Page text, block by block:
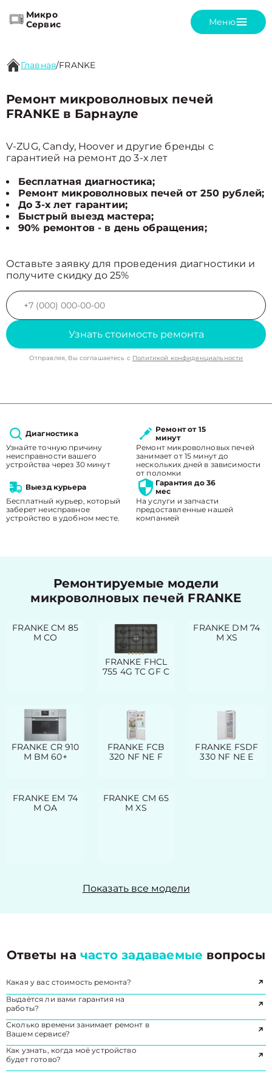
Микро
Сервис
Меню
Главная/FRANKE
Ремонт микроволновых печей
FRANKE в Барнауле
V-ZUG, Candy, Hoover и другие бренды с
гарантией на ремонт до 3-х лет
Бесплатная диагностика;
Ремонт микроволновых печей от 250 рублей;
До 3-х лет гарантии;
Быстрый выезд мастера;
90% ремонтов - в день обращения;
Оставьте заявку для проведения диагностики и
получите скидку до 25%
Узнать стоимость ремонта
Отправляя, Вы соглашаетесь с Политикой конфиденциальности
Диагностика
Узнайте точную причину
неисправности вашего
устройства через 30 минут
Ремонт от 15
минут
Ремонт микроволновых печей
занимает от 15 минут до
нескольких дней в зависимости
от поломки
Выезд курьера
Бесплатный курьер, который
заберет неисправное
устройство в удобном месте.
Гарантия до 36
мес
На услуги и запчасти
предоставленные нашей
компанией
Ремонтируемые модели
микроволновых печей FRANKE
FRANKE CM 85
M CO
FRANKE FHCL
755 4G TC GF C
FRANKE DM 74
M XS
FRANKE CR 910
M BM 60+
FRANKE FCB
320 NF NE F
FRANKE FSDF
330 NF NE E
FRANKE EM 74
M OA
FRANKE CM 65
M XS
Показать все модели
Ответы начасто задаваемые вопросы
Какая у вас стоимость ремонта?
Выдаётся ли вами гарантия на
работы?
Сколько времени занимает ремонт в
Вашем сервисе?
Как узнать, когда моё устройство
будет готово?